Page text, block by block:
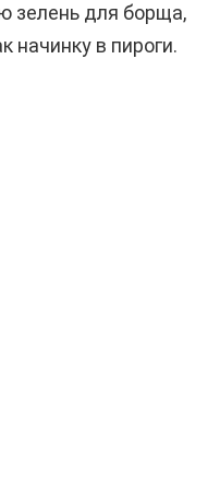
зелень для борща,
начинку в пироги.